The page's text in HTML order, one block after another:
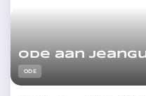
Ode aan Jeangu
ODE